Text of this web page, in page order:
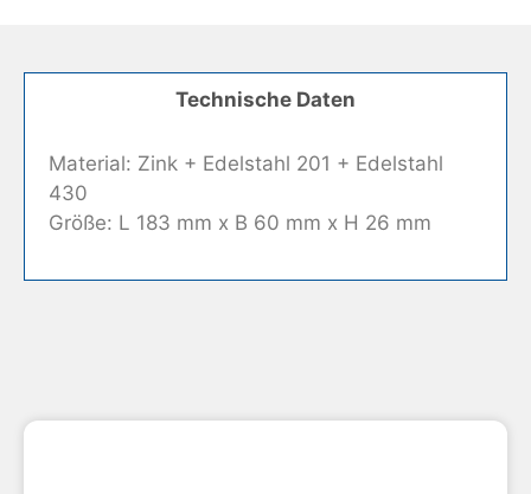
Technische Daten
Material: Zink + Edelstahl 201 + Edelstahl
430
Größe: L 183 mm x B 60 mm x H 26 mm